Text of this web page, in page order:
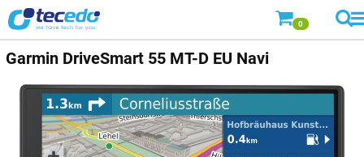
0
Garmin DriveSmart 55 MT-D EU Navi